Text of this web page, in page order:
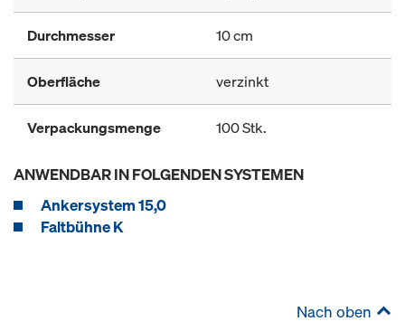
Durchmesser 10 cm
Oberfläche verzinkt
Verpackungsmenge 100 Stk.
ANWENDBAR IN FOLGENDEN SYSTEMEN
Ankersystem 15,0
Faltbühne K
Nach oben